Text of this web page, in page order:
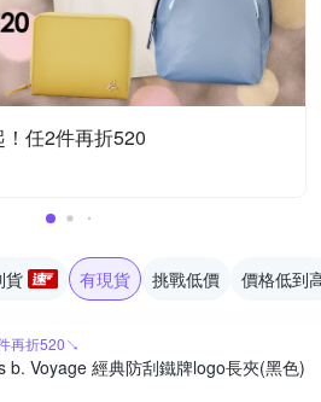
任2件再折520
貨 有現貨 挑戰低價 價格低到
再折520↘
b. Voyage 經典防刮鐵牌logo長夾(黑色)